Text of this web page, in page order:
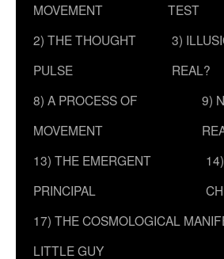
MOVEMENT
TEST
2) THE THOUGHT
PULSE
3)
REAL?
8) A PROCESS OF
MOVEMENT
9)
13) THE EMERGENT
PRINCIPAL
17) THE COSMOLOGICAL
LITTLE GUY